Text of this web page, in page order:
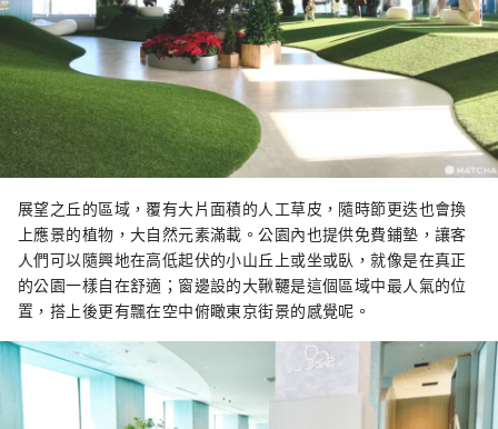
展望之丘的區域，覆有大片面積的人工草皮，隨時節更迭也會換
上應景的植物，大自然元素滿載。公園內也提供免費鋪墊，讓客
人們可以隨興地在高低起伏的小山丘上或坐或臥，就像是在真正
的公園一樣自在舒適；窗邊設的大鞦韆是這個區域中最人氣的位
置，搭上後更有飄在空中俯瞰東京街景的感覺呢。